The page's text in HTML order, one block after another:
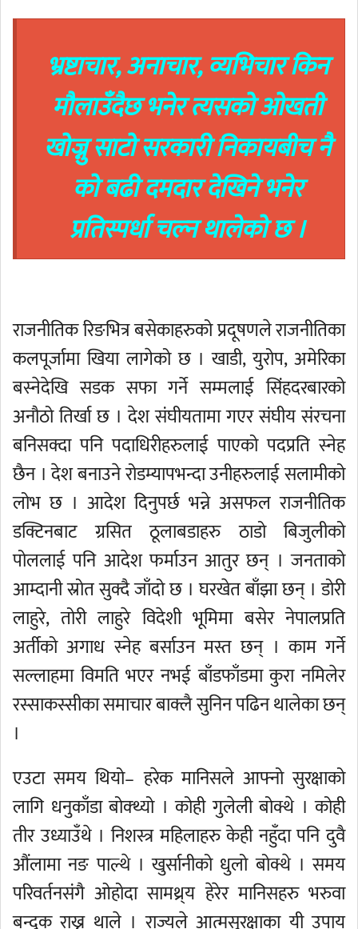
भ्रष्टाचार, अनाचार, व्यभिचार किन
मौलाउँदैछ भनेर त्यसको ओखती
खोज्नु साटो सरकारी निकायबीच नै
को बढी दमदार देखिने भनेर
प्रतिस्पर्धा चल्न थालेको छ ।
राजनीतिक रिङभित्र बसेकाहरुको प्रदूषणले राजनीतिका
कलपूर्जामा खिया लागेको छ । खाडी, युरोप, अमेरिका
बस्नेदेखि सडक सफा गर्ने सम्मलाई सिंहदरबारको
अनौठो तिर्खा छ । देश संघीयतामा गएर संघीय संरचना
बनिसक्दा पनि पदाधिरीहरुलाई पाएको पदप्रति स्नेह
छैन । देश बनाउने रोडम्यापभन्दा उनीहरुलाई सलामीको
लोभ छ । आदेश दिनुपर्छ भन्ने असफल राजनीतिक
डक्टिनबाट ग्रसित ठूलाबडाहरु ठाडो बिजुलीको
पोललाई पनि आदेश फर्माउन आतुर छन् । जनताको
आम्दानी स्रोत सुक्दै जाँदो छ । घरखेत बाँझा छन् । डोरी
लाहुरे, तोरी लाहुरे विदेशी भूमिमा बसेर नेपालप्रति
अर्तीको अगाध स्नेह बर्साउन मस्त छन् । काम गर्ने
सल्लाहमा विमति भएर नभई बाँडफाँडमा कुरा नमिलेर
रस्साकस्सीका समाचार बाक्लै सुनिन पढिन थालेका छन्
।
एउटा समय थियो– हरेक मानिसले आफ्नो सुरक्षाको
लागि धनुकाँडा बोक्थ्यो । कोही गुलेली बोक्थे । कोही
तीर उध्याउँथे । निशस्त्र महिलाहरु केही नहुँदा पनि दुवै
औंलामा नङ पाल्थे । खुर्सानीको धुलो बोक्थे । समय
परिवर्तनसंगै ओहोदा सामथ्र्य हेरेर मानिसहरु भरुवा
बन्दुक राख्न थाले । राज्यले आत्मसुरक्षाका यी उपाय